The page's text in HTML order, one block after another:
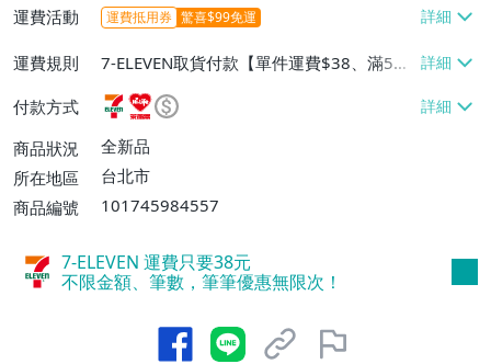
運費活動 運費抵用券 驚喜$99免運
運費規則
7-ELEVEN取貨付款【單件運費$38、滿5件
或消費滿$1298免運費】、7-ELEVEN取貨
不付款【免運費】、萊爾富取貨付款【單件
運費$60、滿5件或消費滿$1298免運
費】、宅配/貨運【單件運費$120、滿5件
付款方式
商品狀況
全新品
所在地區
台北市
商品編號
101745984557
7-ELEVEN 運費只要38元
不限金額、筆數，筆筆優惠無限次！